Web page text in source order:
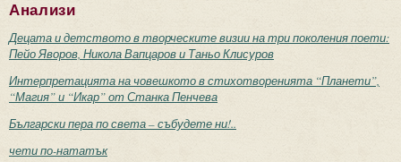
Анализи
Децата и детството в творческите визии на три поколения поети:
Пейо Яворов, Никола Вапцаров и Таньо Клисуров
Интерпретацията на човешкото в стихотворенията “Планети”,
“Магия” и “Икар” от Станка Пенчева
Български пера по света – събудете ни!..
чети по-нататък